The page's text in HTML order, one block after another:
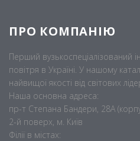
ПРО КОМПАНІЮ
Перший вузькоспеціалізований
повітря в Україні. У нашому
найвищої якості від світових
Наша основна адреса:
пр-т Степана Бандери, 28А
2-й поверх, м. Київ
Філії в містах: